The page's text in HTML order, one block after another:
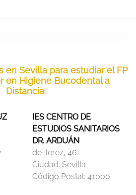
en Sevilla para estudiar el FP
en Higiene Bucodental a
Distancia
IES CENTRO DE
ESTUDIOS SANITARIOS
DR. ARDUÁN
de Jerez, 46
Ciudad: Sevilla
Código Postal: 41000